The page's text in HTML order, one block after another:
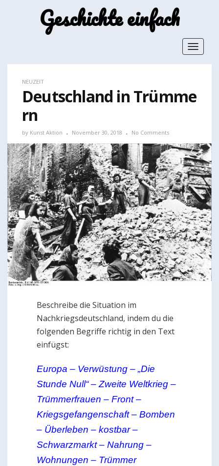
Geschichte einfach
Toggle
NEUZEIT
Deutschland in Trümme
rn
by Kunst Aktion November 30, 2018 No Comments
Beschreibe die Situation im
Nachkriegsdeutschland, indem du die
folgenden Begriffe richtig in den Text
einfügst:
Europa – Verwüstung – „Die
Stunde Null“ – Zweite Weltkrieg –
Trümmerfrauen – Front –
Kriegsgefangenschaft – Bomben
– Überleben – kostbar –
Schwarzmarkt – Nahrung –
Wohnungen – Trümmer